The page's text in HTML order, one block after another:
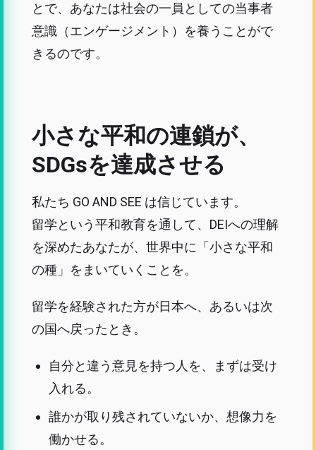
とで、あなたは社会の一員としての当事者
意識（エンゲージメント）を養うことがで
きるのです。
小さな平和の連鎖が、
SDGsを達成させる
私たち GO AND SEE は信じています。
留学という平和教育を通して、DEIへの理解
を深めたあなたが、世界中に「小さな平和
の種」をまいていくことを。
留学を経験された方が日本へ、あるいは次
の国へ戻ったとき。
自分と違う意見を持つ人を、まずは受け
入れる。
誰かが取り残されていないか、想像力を
働かせる。